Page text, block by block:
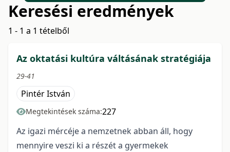
Keresési eredmények
1 - 1 a 1 tételből
Az oktatási kultúra váltásának stratégiája
29-41
Pintér István
Megtekintések száma:227
Az igazi mércéje a nemzetnek abban áll, hogy
mennyire veszi ki a részét a gyermekek